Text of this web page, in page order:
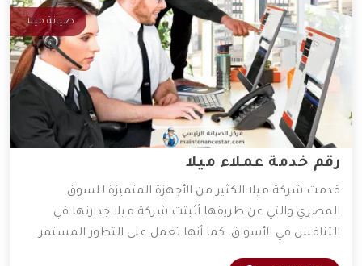
صيانة ميلا
رقم خدمة عملاء ميلا
قدمت شركة ميلا الكثير من الأجهزة المتميزة للسوق
المصري والتي عن طريقها أثبتت شركة ميلا جدارتها في
التنافس في الأسواق، كما أنها تعمل على التطور المستمر
لأجهزتها المتوفرة، و ذلك للعمل على راحة العميل بأكبر كم